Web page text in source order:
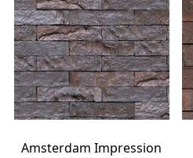
Amsterdam Impression